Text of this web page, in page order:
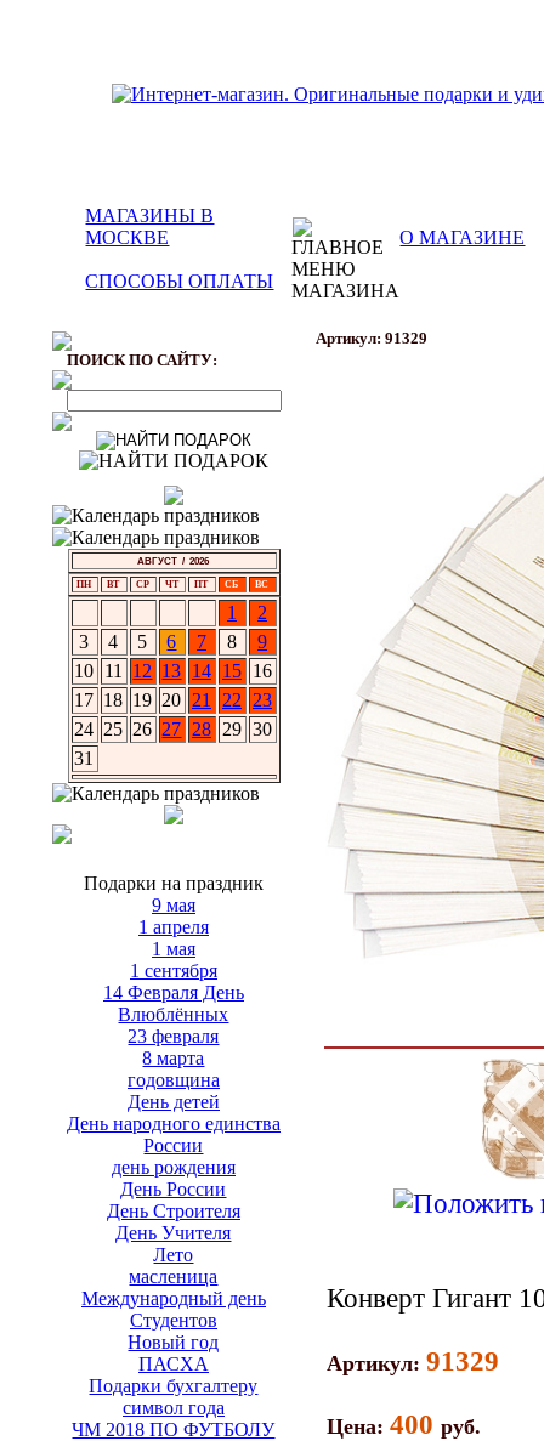
МАГАЗИНЫ В
МОСКВЕ
О МАГАЗИНЕ
СПОСОБЫ ОПЛАТЫ
ПОИСК ПО САЙТУ:
АВГУСТ / 2026
ПН ВТ СР ЧТ ПТ СБ ВС
1
2
3
4 5 6 7 8
9
10 11 12 13 14 15 16
17 18 19 20 21 22
23
24 25 26 27 28 29 30
31
Подарки на праздник
9 мая
1 апреля
1 мая
1 сентября
14 Февраля День
Влюблённых
23 февраля
8 марта
годовщина
День детей
День народного единства
России
день рождения
День России
День Строителя
День Учителя
Лето
масленица
Международный день
Студентов
Новый год
ПАСХА
Подарки бухгалтеру
символ года
ЧМ 2018 ПО ФУТБОЛУ
Артикул: 91329
Конверт Гигант
Артикул: 91329
Цена: 400 руб.